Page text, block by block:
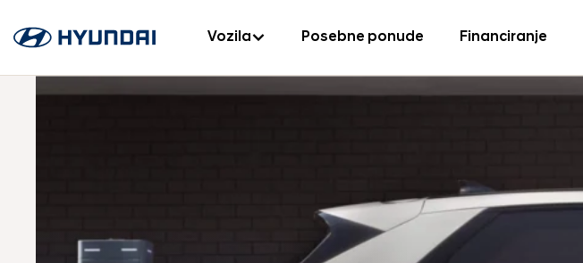
Vozila Posebne ponude Financiranje